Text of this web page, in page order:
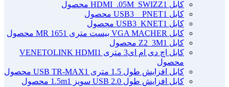
کابل HDMI_.05M_SWIZZ 1 محصول
کابل USB3 _ PNET 1 محصول
کابل USB3_KNET 1 محصول
کابل VGA MACHER بیست متری MR 165
1 محصول
کابل Z2_3M 1 محصول
کابل اچ دی ام ای3 متری VENETOLINK HDMI
1
محصول
کابل افزایش طول 1.5 متری USB TR-MAX
1 محصول
کابل افزایش طول USB 2.0 سویز 1.5m
1 محصول